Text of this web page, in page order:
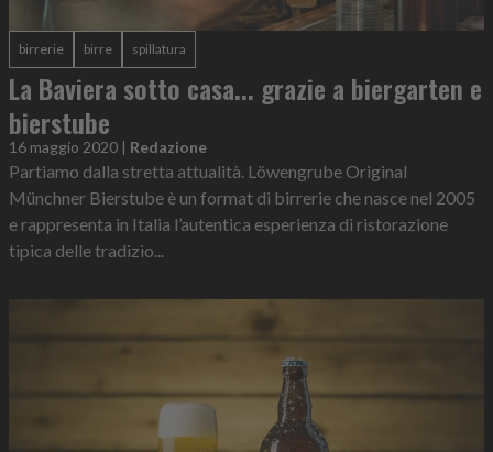
birrerie birre spillatura
La Baviera sotto casa... grazie a biergarten e
bierstube
16 maggio 2020 | Redazione
Partiamo dalla stretta attualità. Löwengrube Original
Münchner Bierstube è un format di birrerie che nasce nel 2005
e rappresenta in Italia l’autentica esperienza di ristorazione
tipica delle tradizio...